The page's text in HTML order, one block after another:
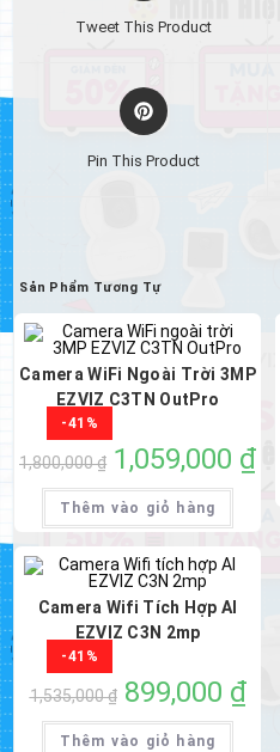
Tweet This Product
Opens
in
Pin This Product
Sản Phẩm Tương Tự
-41%
Camera WiFi Ngoài Trời 3MP
EZVIZ C3TN OutPro
1,800,000₫
Giá
gốc
là:
1,800,000 ₫.
1,059,000 ₫Giá
Thêm vào giỏ hàng
-41%
Camera Wifi Tích Hợp AI
EZVIZ C3N 2mp
1,535,000₫
Giá
gốc
là:
1,535,000 ₫.
899,000 ₫Giá
hiện
Thêm vào giỏ hàng